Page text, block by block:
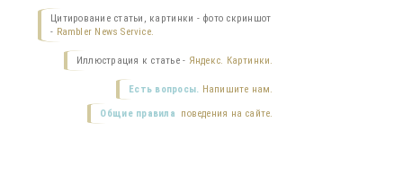
Цитирование статьи, картинки - фото скриншот
- Rambler News Service.
Иллюстрация к статье - Яндекс. Картинки.
Есть вопросы. Напишите нам.
Общие правила поведения на сайте.